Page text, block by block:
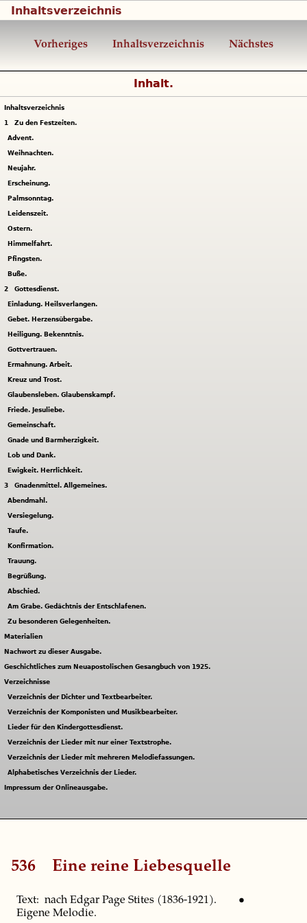
Inhaltsverzeichnis
Vorheriges Inhaltsverzeichnis Nächstes
Inhalt.
Inhaltsverzeichnis
1 Zu den Festzeiten.
Advent.
Weihnachten.
Neujahr.
Erscheinung.
Palmsonntag.
Leidenszeit.
Ostern.
Himmelfahrt.
Pfingsten.
Buße.
2 Gottesdienst.
Einladung. Heilsverlangen.
Gebet. Herzensübergabe.
Heiligung. Bekenntnis.
Gottvertrauen.
Ermahnung. Arbeit.
Kreuz und Trost.
Glaubensleben. Glaubenskampf.
Friede. Jesuliebe.
Gemeinschaft.
Gnade und Barmherzigkeit.
Lob und Dank.
Ewigkeit. Herrlichkeit.
3 Gnadenmittel. Allgemeines.
Abendmahl.
Versiegelung.
Taufe.
Konfirmation.
Trauung.
Begrüßung.
Abschied.
Am Grabe. Gedächtnis der Entschlafenen.
Zu besonderen Gelegenheiten.
Materialien
Nachwort zu dieser Ausgabe.
Geschichtliches zum Neuapostolischen Gesangbuch von 1925.
Verzeichnisse
Verzeichnis der Dichter und Textbearbeiter.
Verzeichnis der Komponisten und Musikbearbeiter.
Lieder für den Kindergottesdienst.
Verzeichnis der Lieder mit nur einer Textstrophe.
Verzeichnis der Lieder mit mehreren Melodiefassungen.
Alphabetisches Verzeichnis der Lieder.
Impressum der Onlineausgabe.
536 Eine reine Liebesquelle
Text: nach Edgar Page Stites (1836-1921). •
Eigene Melodie.